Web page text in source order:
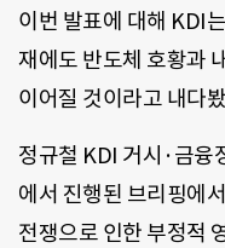
이번 발표에 대해 KDI
재에도 반도체 호황과
이어질 것이라고 내다
정규철 KDI 거시·금융
에서 진행된 브리핑에
전쟁으로 인한 부정적